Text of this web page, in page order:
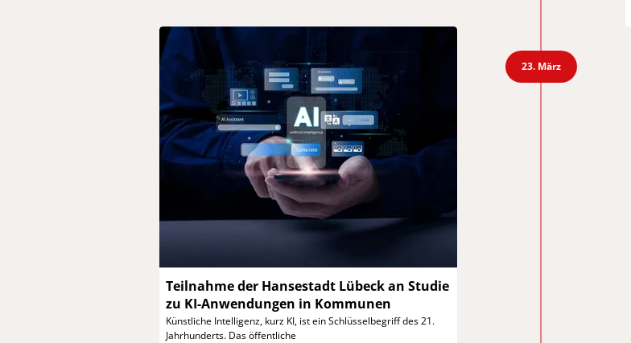
23. März
Teilnahme der Hansestadt Lübeck an Studie
zu KI-Anwendungen in Kommunen
Künstliche Intelligenz, kurz KI, ist ein Schlüsselbegriff des 21.
Jahrhunderts. Das öffentliche